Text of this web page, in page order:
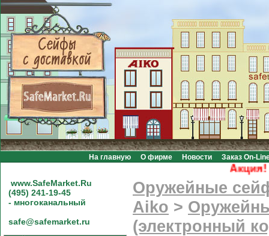
На главную О фирме Новости Заказ On-
Акция!
www.SafeMarket.Ru
(495) 241-19-45
- многоканальный
safe@safemarket.ru
Оружейные
Aiko >
(электронный